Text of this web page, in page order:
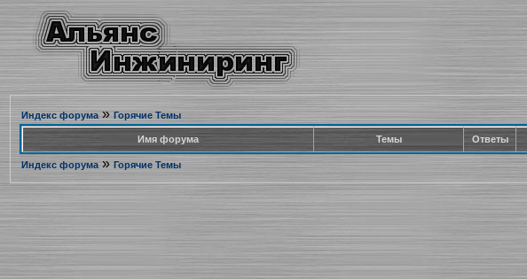
Индекс форума» Горячие Темы
Имя форума Темы Ответы
Индекс форума» Горячие Темы